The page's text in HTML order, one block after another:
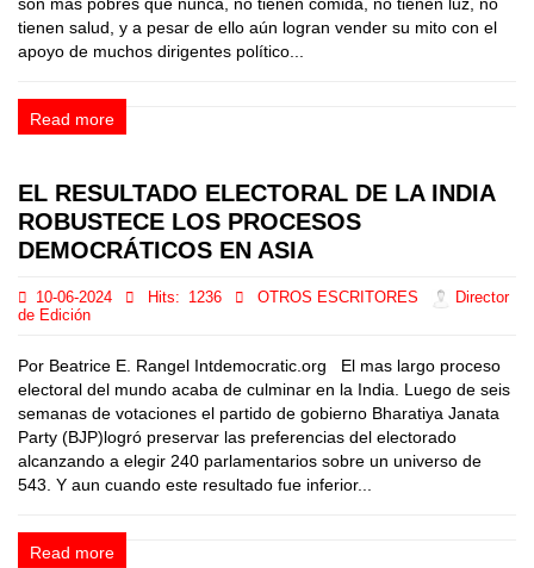
tienen salud, y a pesar de ello aún logran vender su mito con el
apoyo de muchos dirigentes político...
Read more
EL RESULTADO ELECTORAL DE LA INDIA
ROBUSTECE LOS PROCESOS
DEMOCRÁTICOS EN ASIA
10-06-2024 Hits: 1236 OTROS ESCRITORES
Director
de Edición
Por Beatrice E. Rangel Intdemocratic.org El mas largo proceso
electoral del mundo acaba de culminar en la India. Luego de seis
semanas de votaciones el partido de gobierno Bharatiya Janata
Party (BJP)logró preservar las preferencias del electorado
alcanzando a elegir 240 parlamentarios sobre un universo de
543. Y aun cuando este resultado fue inferior...
Read more